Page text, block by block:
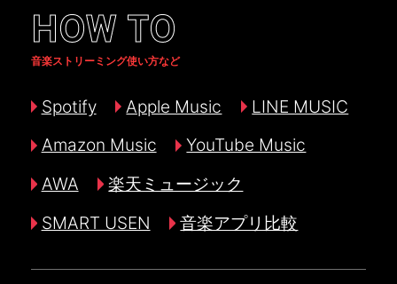
HOW TO
音楽ストリーミング使い方など
Spotify Apple Music
LINE MUSIC
Amazon Music
YouTube Music
AWA
楽天ミュージック
SMART USEN
音楽アプリ比較